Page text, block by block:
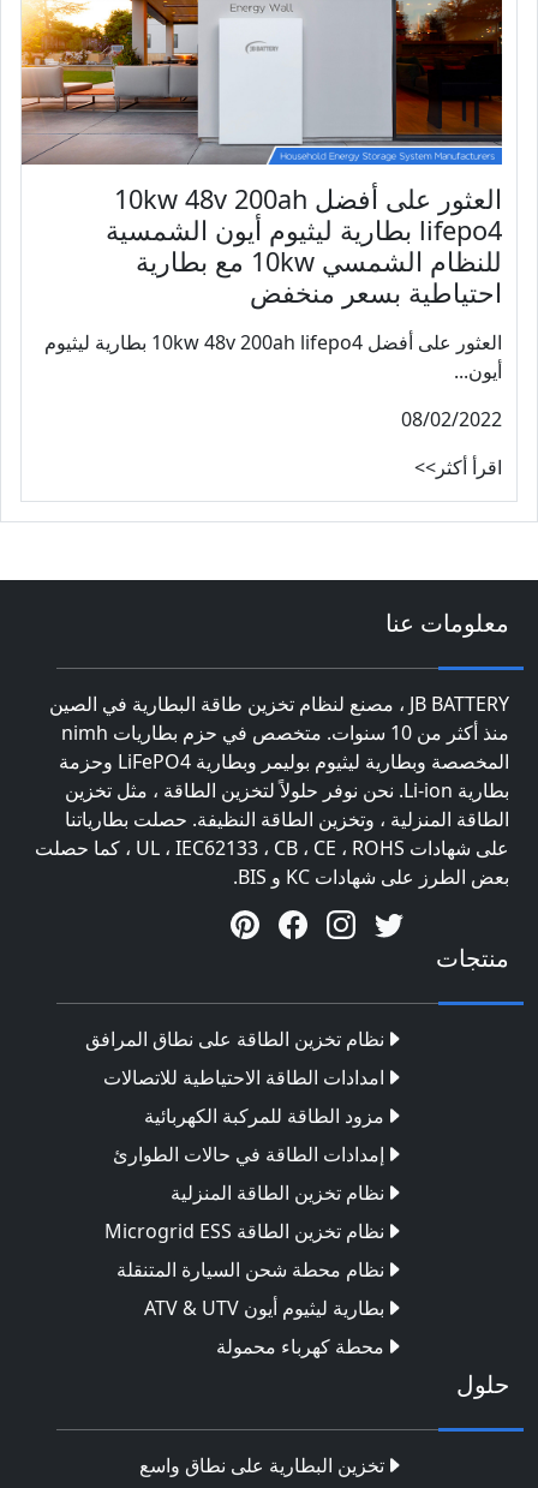
العثور على أفضل 10kw 48v 200ah
lifepo4 بطارية ليثيوم أيون الشمسية
للنظام الشمسي 10kw مع بطارية
احتياطية بسعر منخفض
العثور على أفضل 10kw 48v 200ah lifepo4 بطارية ليثيوم
أيون...
08/02/2022
اقرأ أكثر>>
معلومات عنا
JB BATTERY ، مصنع لنظام تخزين طاقة البطارية في الصين
منذ أكثر من 10 سنوات. متخصص في حزم بطاريات nimh
المخصصة وبطارية ليثيوم بوليمر وبطارية LiFePO4 وحزمة
بطارية Li-ion. نحن نوفر حلولاً لتخزين الطاقة ، مثل تخزين
الطاقة المنزلية ، وتخزين الطاقة النظيفة. حصلت بطارياتنا
على شهادات UL ، IEC62133 ، CB ، CE ، ROHS ، كما حصلت
بعض الطرز على شهادات KC و BIS.
منتجات
نظام تخزين الطاقة على نطاق المرافق
امدادات الطاقة الاحتياطية للاتصالات
مزود الطاقة للمركبة الكهربائية
إمدادات الطاقة في حالات الطوارئ
نظام تخزين الطاقة المنزلية
نظام تخزين الطاقة Microgrid ESS
نظام محطة شحن السيارة المتنقلة
بطارية ليثيوم أيون ATV & UTV
محطة كهرباء محمولة
حلول
تخزين البطارية على نطاق واسع